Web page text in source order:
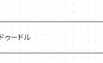
ゥードル